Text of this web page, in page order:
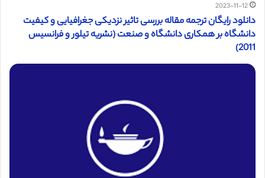
2023-11-12
دانلود رایگان ترجمه مقاله بررسی تاثیر نزدیکی جغرافیایی و کیفیت
دانشگاه بر همکاری دانشگاه و صنعت (نشریه تیلور و فرانسیس
2011)